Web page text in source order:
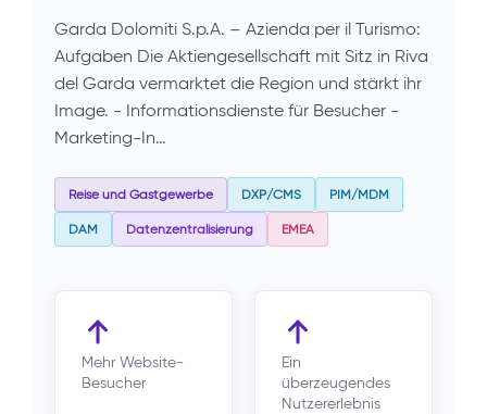
Garda Dolomiti S.p.A. – Azienda per il Turismo:
Aufgaben Die Aktiengesellschaft mit Sitz in Riva
del Garda vermarktet die Region und stärkt ihr
Image. - Informationsdienste für Besucher -
Marketing-In…
Reise und Gastgewerbe DXP/CMS PIM/MDM
DAM Datenzentralisierung EMEA
Mehr Website-
Besucher
Ein
überzeugendes
Nutzererlebnis